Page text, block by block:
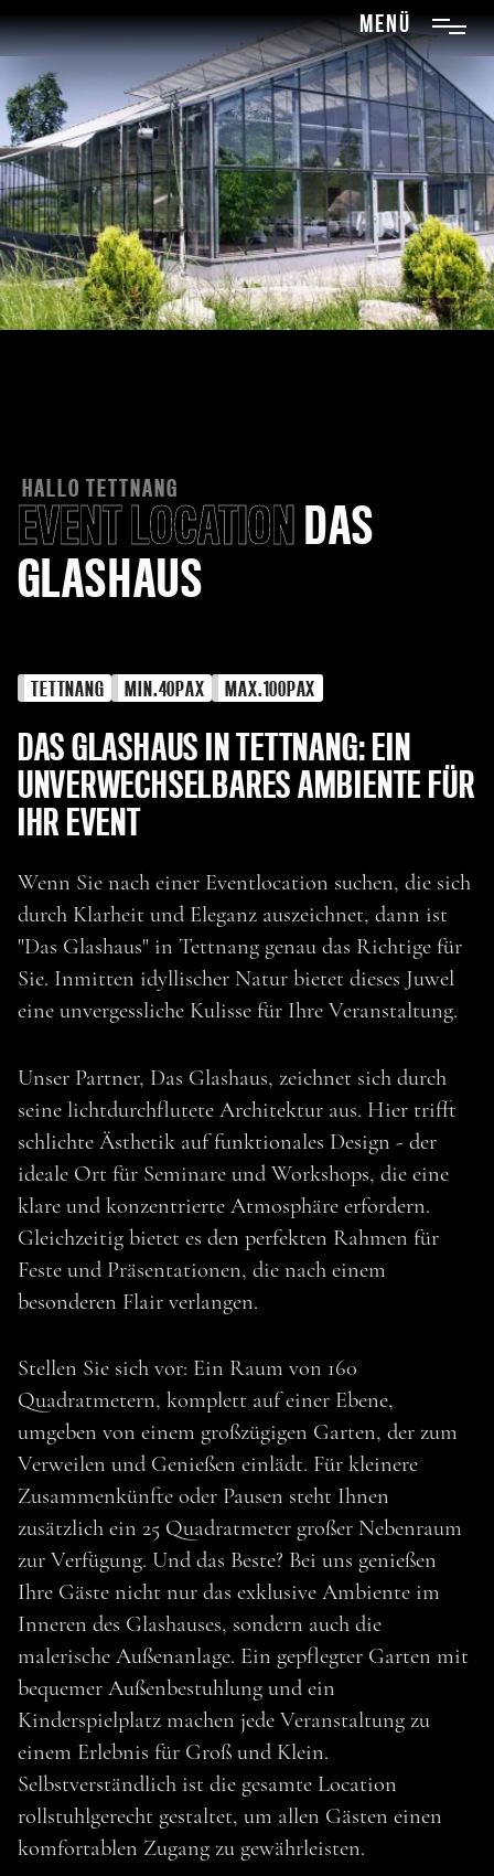
menü
TOP EVENTLOCATION IN TETTNANG
1881 CATERING️️ X
DAS GLASHAUS
HALLO TETTNANG
EVENT LOCATIONDAS
GLASHAUS
TETTNANG MIN.40PAX MAX.100PAX
DAS GLASHAUS IN TETTNANG: EIN
UNVERWECHSELBARES AMBIENTE FÜR
IHR EVENT
Wenn Sie nach einer Eventlocation suchen, die sich
durch Klarheit und Eleganz auszeichnet, dann ist
"Das Glashaus" in Tettnang genau das Richtige für
Sie. Inmitten idyllischer Natur bietet dieses Juwel
eine unvergessliche Kulisse für Ihre Veranstaltung.
Unser Partner, Das Glashaus, zeichnet sich durch
seine lichtdurchflutete Architektur aus. Hier trifft
schlichte Ästhetik auf funktionales Design - der
ideale Ort für Seminare und Workshops, die eine
klare und konzentrierte Atmosphäre erfordern.
Gleichzeitig bietet es den perfekten Rahmen für
Feste und Präsentationen, die nach einem
besonderen Flair verlangen.
Stellen Sie sich vor: Ein Raum von 160
Quadratmetern, komplett auf einer Ebene,
umgeben von einem großzügigen Garten, der zum
Verweilen und Genießen einlädt. Für kleinere
Zusammenkünfte oder Pausen steht Ihnen
zusätzlich ein 25 Quadratmeter großer Nebenraum
zur Verfügung. Und das Beste? Bei uns genießen
Ihre Gäste nicht nur das exklusive Ambiente im
Inneren des Glashauses, sondern auch die
malerische Außenanlage. Ein gepflegter Garten mit
bequemer Außenbestuhlung und ein
Kinderspielplatz machen jede Veranstaltung zu
einem Erlebnis für Groß und Klein.
Selbstverständlich ist die gesamte Location
rollstuhlgerecht gestaltet, um allen Gästen einen
komfortablen Zugang zu gewährleisten.